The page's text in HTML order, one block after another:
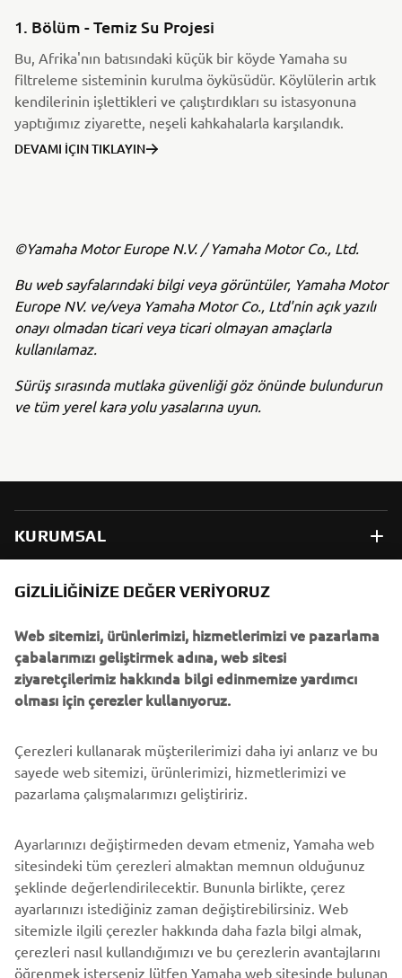
1. Bölüm - Temiz Su Projesi
Bu, Afrika'nın batısındaki küçük bir köyde Yamaha su
filtreleme sisteminin kurulma öyküsüdür. Köylülerin artık
kendilerinin işlettikleri ve çalıştırdıkları su istasyonuna
yaptığımız ziyarette, neşeli kahkahalarla karşılandık.
DEVAMI İÇIN TIKLAYIN
©Yamaha Motor Europe N.V. / Yamaha Motor Co., Ltd.
Bu web sayfalarındaki bilgi veya görüntüler, Yamaha Motor
Europe NV. ve/veya Yamaha Motor Co., Ltd'nin açık yazılı
onayı olmadan ticari veya ticari olmayan amaçlarla
kullanılamaz.
Sürüş sırasında mutlaka güvenliği göz önünde bulundurun
ve tüm yerel kara yolu yasalarına uyun.
KURUMSAL
B2B
DAHA FAZLA YAMAHA
DESTEK
BÜLTEN
En son fırsatları, özel etkinlikleri, yeni çıkan ürünleri ve daha
fazlasını ilk öğrenen siz olun
ABONE OL
Gizlilik Politikamızı okuyarak kişisel verilerinizi nasıl işlediğimizi
öğrenebilirsiniz:
Gizlilik Politikası
GIZLILIĞINIZE DEĞER VERIYORUZ
Web sitemizi, ürünlerimizi, hizmetlerimizi ve pazarlama
çabalarımızı geliştirmek adına, web sitesi
ziyaretçilerimiz hakkında bilgi edinmemize yardımcı
olması için çerezler kullanıyoruz.
Çerezleri kullanarak müşterilerimizi daha iyi anlarız ve bu
sayede web sitemizi, ürünlerimizi, hizmetlerimizi ve
pazarlama çalışmalarımızı geliştiririz.
Ayarlarınızı değiştirmeden devam etmeniz, Yamaha web
sitesindeki tüm çerezleri almaktan memnun olduğunuz
şeklinde değerlendirilecektir. Bununla birlikte, çerez
ayarlarınızı istediğiniz zaman değiştirebilirsiniz. Web
sitemizle ilgili çerezler hakkında daha fazla bilgi almak,
çerezleri nasıl kullandığımızı ve bu çerezlerin avantajlarını
öğrenmek isterseniz lütfen Yamaha web sitesinde bulunan